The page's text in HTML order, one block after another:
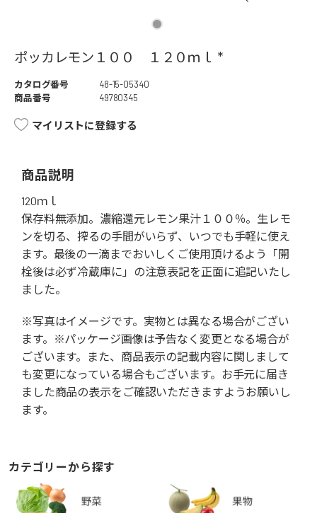
ポッカレモン１００ １２０ｍｌ *
カタログ番号
48-15-05340
商品番号
49780345
マイリストに登録する
商品説明
120ｍｌ
保存料無添加。濃縮還元レモン果汁１００％。生レモ
ンを切る、搾るの手間がいらず、いつでも手軽に使え
ます。最後の一滴までおいしくご使用頂けるよう「開
栓後は必ず冷蔵庫に」の注意表記を正面に追記いたし
ました。
※写真はイメージです。実物とは異なる場合がござい
ます。※パッケージ画像は予告なく変更となる場合が
ございます。また、商品表示の記載内容に関しまして
も変更になっている場合もございます。お手元に届き
ました商品の表示をご確認いただきますようお願いし
ます。
カテゴリーから探す